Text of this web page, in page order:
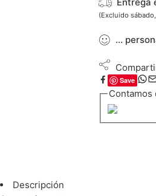
(Excluido
...
Save
Contamos
Descripción